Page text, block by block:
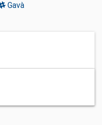
Gavà